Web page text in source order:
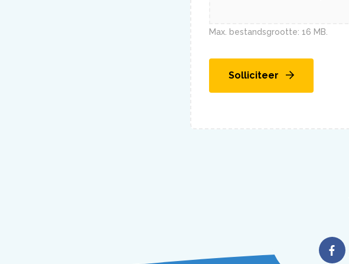
Max. bestandsgrootte: 16 MB.
Solliciteer